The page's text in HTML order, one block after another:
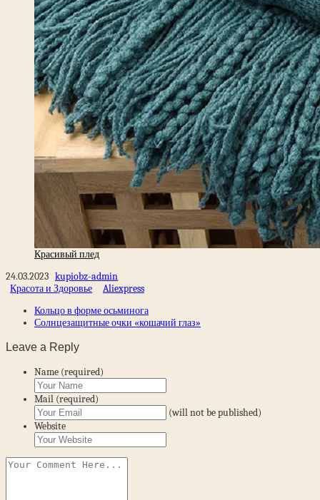
Красивый плед
24.03.2023 kupiobz-admin
Красота и Здоровье
Aliexpress
Кольцо в форме осьминога
Солнцезащитные очки «кошачий глаз»
Leave a Reply
Name (required)
Mail (required)
(will not be published)
Website